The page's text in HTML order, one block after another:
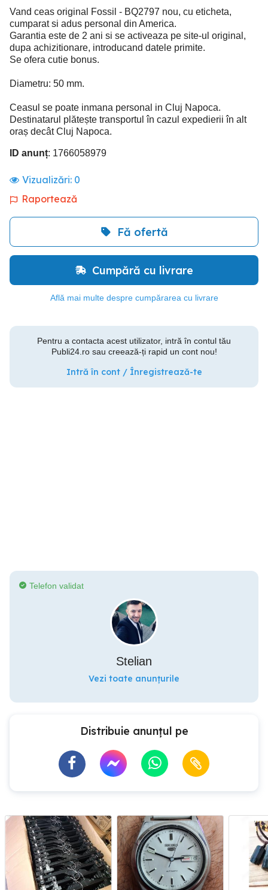
Vand ceas original Fossil - BQ2797 nou, cu eticheta,
cumparat si adus personal din America.
Garantia este de 2 ani si se activeaza pe site-ul original,
dupa achizitionare, introducand datele primite.
Se ofera cutie bonus.
Diametru: 50 mm.
Ceasul se poate inmana personal in Cluj Napoca.
Destinatarul plătește transportul în cazul expedierii în alt
oraș decât Cluj Napoca.
ID anunț: 1766058979
Vizualizări: 0
Raportează
Fă ofertă
Cumpără cu livrare
Află mai multe despre cumpărarea cu livrare
Pentru a contacta acest utilizator, intră în contul tău
Publi24.ro sau creează-ți rapid un cont nou!
Intră în cont / Înregistrează-te
Telefon validat
Stelian
Vezi toate anunțurile
Distribuie anunțul pe